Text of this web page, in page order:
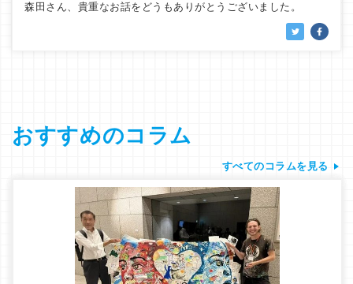
森田さん、貴重なお話をどうもありがとうございました。
おすすめのコラム
すべてのコラムを見る